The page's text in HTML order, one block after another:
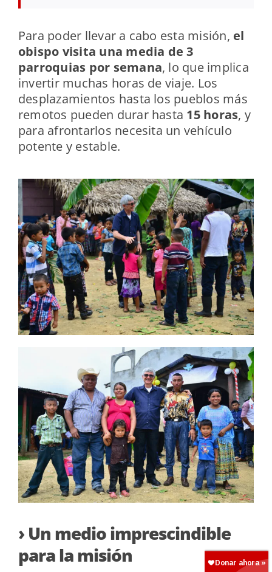
Para poder llevar a cabo esta misión, el
obispo visita una media de 3
parroquias por semana, lo que implica
invertir muchas horas de viaje. Los
desplazamientos hasta los pueblos más
remotos pueden durar hasta 15 horas, y
para afrontarlos necesita un vehículo
potente y estable.
› Un medio imprescindible
para la misión